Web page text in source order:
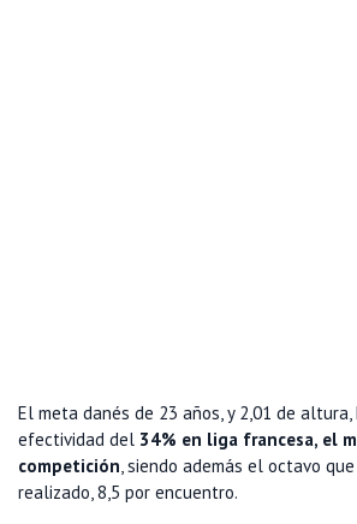
El meta danés de 23 años, y 2,01 de
efectividad del 34% en liga francesa, el
competición, siendo además el octavo
realizado, 8,5 por encuentro.